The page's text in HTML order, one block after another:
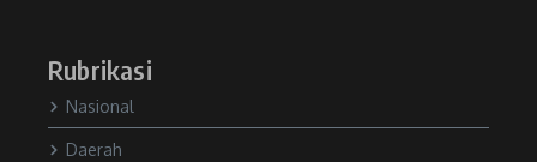
Rubrikasi
Nasional
Daerah